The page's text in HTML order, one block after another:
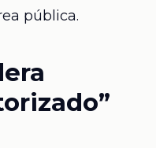
pública.